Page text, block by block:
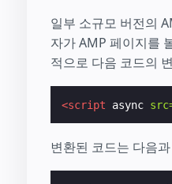
일부 소규모 버전의
자가 AMP 페이지를
적으로 다음 코드의
<script async
변환된 코드는 다음